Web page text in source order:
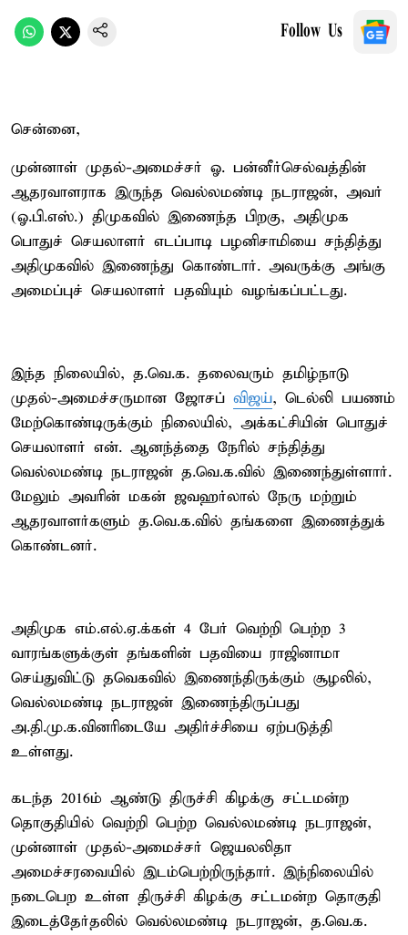
Follow Us
சென்னை,
முன்னாள் முதல்-அமைச்சர் ஓ. பன்னீர்செல்வத்தின்
ஆதரவாளராக இருந்த வெல்லமண்டி நடராஜன், அவர்
(ஓ.பி.எஸ்.) திமுகவில் இணைந்த பிறகு, அதிமுக
பொதுச் செயலாளர் எடப்பாடி பழனிசாமியை சந்தித்து
அதிமுகவில் இணைந்து கொண்டார். அவருக்கு அங்கு
அமைப்புச் செயலாளர் பதவியும் வழங்கப்பட்டது.
இந்த நிலையில், த.வெ.க. தலைவரும் தமிழ்நாடு
முதல்-அமைச்சருமான ஜோசப் விஜய், டெல்லி பயணம்
மேற்கொண்டிருக்கும் நிலையில், அக்கட்சியின் பொதுச்
செயலாளர் என். ஆனந்த்தை நேரில் சந்தித்து
வெல்லமண்டி நடராஜன் த.வெ.க.வில் இணைந்துள்ளார்.
மேலும் அவரின் மகன் ஜவஹர்லால் நேரு மற்றும்
ஆதரவாளர்களும் த.வெ.க.வில் தங்களை இணைத்துக்
கொண்டனர்.
அதிமுக எம்.எல்.ஏ.க்கள் 4 பேர் வெற்றி பெற்ற 3
வாரங்களுக்குள் தங்களின் பதவியை ராஜினாமா
செய்துவிட்டு தவெகவில் இணைந்திருக்கும் சூழலில்,
வெல்லமண்டி நடராஜன் இணைந்திருப்பது
அ.தி.மு.க.வினரிடையே அதிர்ச்சியை ஏற்படுத்தி
உள்ளது.
கடந்த 2016ம் ஆண்டு திருச்சி கிழக்கு சட்டமன்ற
தொகுதியில் வெற்றி பெற்ற வெல்லமண்டி நடராஜன்,
முன்னாள் முதல்-அமைச்சர் ஜெயலலிதா
அமைச்சரவையில் இடம்பெற்றிருந்தார். இந்நிலையில்
நடைபெற உள்ள திருச்சி கிழக்கு சட்டமன்ற தொகுதி
இடைத்தேர்தலில் வெல்லமண்டி நடராஜன், த.வெ.க.